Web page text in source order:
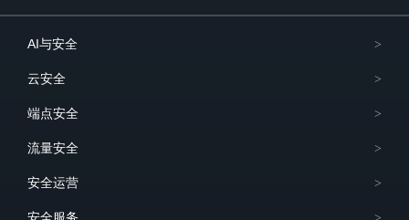
AI与安全
云安全
端点安全
流量安全
安全运营